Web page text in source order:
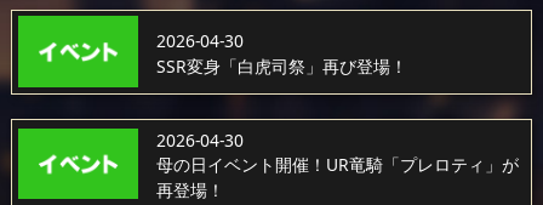
2026-04-30
SSR変身「白虎司祭」再び登場！
2026-04-30
母の日イベント開催！UR竜騎「プレロティ」が
再登場！